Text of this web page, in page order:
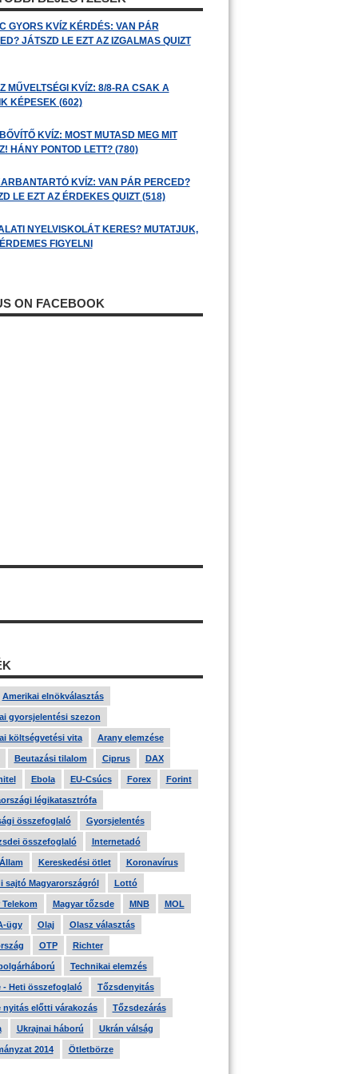
GYORS KVÍZ KÉRDÉS: VAN PÁR
JÁTSZD LE EZT AZ IZGALMAS QUIZT
MŰVELTSÉGI KVÍZ: 8/8-RA CSAK A
KÉPESEK (602)
KVÍZ: MOST MUTASD MEG MIT
HÁNY PONTOD LETT? (780)
KVÍZ: VAN PÁR PERCED?
LE EZT AZ ÉRDEKES QUIZT (518)
NYELVISKOLÁT KERES? MUTATJUK,
FIGYELNI
ON FACEBOOK
Amerikai elnökválasztás
gyorsjelentési szezon
költségvetési vita Arany elemzése
Beutazási tilalom Ciprus DAX
Ebola EU-Csúcs Forex Forint
légikatasztrófa
összefoglaló Gyorsjelentés
összefoglaló Internetadó
Kereskedési ötlet Koronavírus
sajtó Magyarországról Lottó
Telekom Magyar tőzsde MNB MOL
ügy Olaj Olasz választás
OTP Richter
Technikai elemzés
- Heti összefoglaló Tőzsdenyitás
nyitás előtti várakozás Tőzsdezárás
Ukrajnai háború Ukrán válság
2014 Ötletbörze